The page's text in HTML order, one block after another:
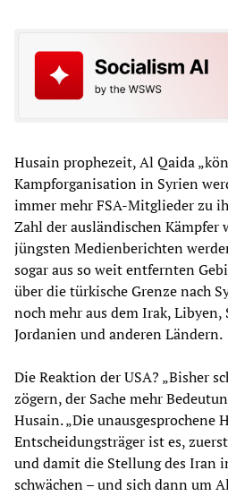
Husain prophezeit, Al Qaida
Kampforganisation in Syrien
immer mehr FSA-Mitglieder zu
Zahl der ausländischen Kämpfer
jüngsten Medienberichten
sogar aus so weit entfernten
über die türkische Grenze nach
noch mehr aus dem Irak, Libyen,
Jordanien und anderen Ländern.
Die Reaktion der USA? „Bisher
zögern, der Sache mehr
Husain. „Die unausgesprochene
Entscheidungsträger ist es,
und damit die Stellung des Iran
schwächen – und sich dann um